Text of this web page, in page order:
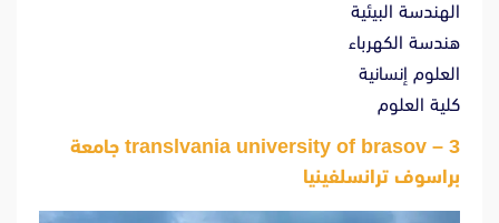
الهندسة البيئية
هندسة الكهرباء
العلوم إنسانية
كلية العلوم
3 –
translvania university of brasov جامعة
براسوف ترانسلفينيا